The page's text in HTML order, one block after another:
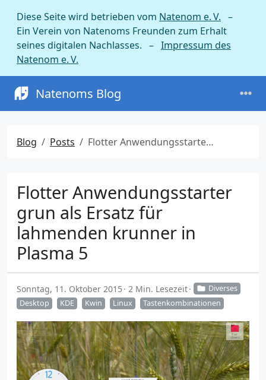
Diese Seite wird betrieben vom Natenom e. V. –
Ein Verein von Natenoms Freunden zum Erhalt
seines digitalen Nachlasses. – Impressum des
Natenom e. V.
Natenoms Blog
Blog Posts Flotter Anwendungsstarter grun als Ersatz für lahmenden krunner in Plasma 5
Flotter Anwendungsstarter
grun als Ersatz für
lahmenden krunner in
Plasma 5
Sonntag, 11. Oktober 2015 2 Min. Lesezeit
Diverses
Desktop
KDE Kwin Linux Tastenkombinationen